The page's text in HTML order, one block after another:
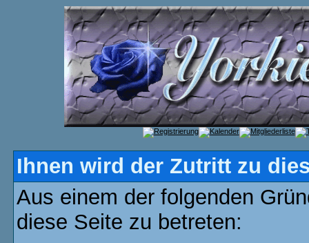
Ihnen wird der Zutritt zu
Aus einem der folgenden
diese Seite zu betreten: